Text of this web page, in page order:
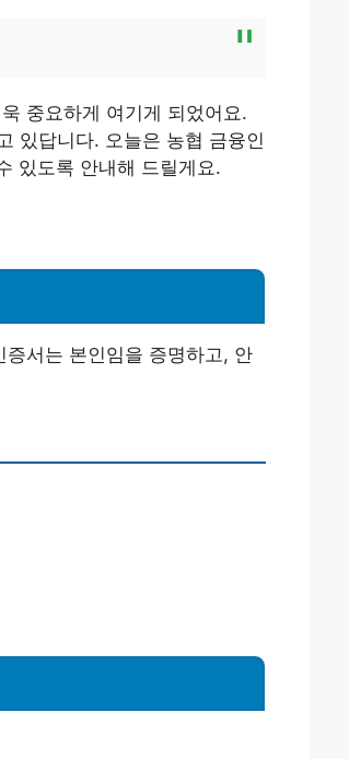
중요하게 여기게 되었어요.
있답니다. 오늘은 농협 금융인
있도록 안내해 드릴게요.
서는 본인임을 증명하고, 안